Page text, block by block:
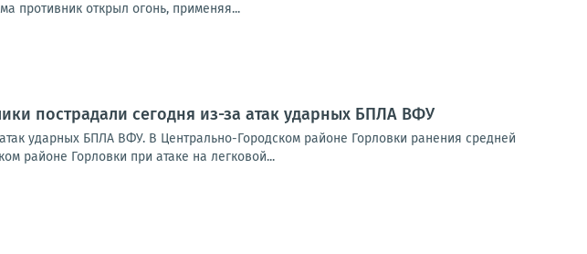
противник открыл огонь, применяя...
пострадали сегодня из-за атак ударных БПЛА ВФУ
ударных БПЛА ВФУ. В Центрально-Городском районе Горловки ранения средней
районе Горловки при атаке на легковой...